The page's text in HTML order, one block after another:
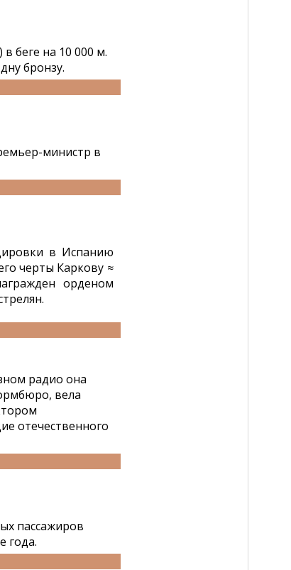
беге на 10 000 м.
бронзу.
министр в
в Испанию
черты Каркову ≈
орденом
радио она
вела
отечественного
пассажиров
года.